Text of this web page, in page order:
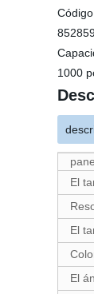
1000
El
El
El